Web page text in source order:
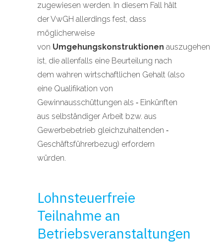
zugewiesen werden. In diesem Fall hält
der VwGH allerdings fest, dass
möglicherweise
von Umgehungskonstruktionen auszugehen
ist, die allenfalls eine Beurteilung nach
dem wahren wirtschaftlichen Gehalt (also
eine Qualifikation von
Gewinnausschüttungen als ‑ Einkünften
aus selbständiger Arbeit bzw. aus
Gewerbebetrieb gleichzuhaltenden ‑
Geschäftsführerbezug) erfordern
würden.
Lohnsteuerfreie
Teilnahme an
Betriebsveranstaltungen